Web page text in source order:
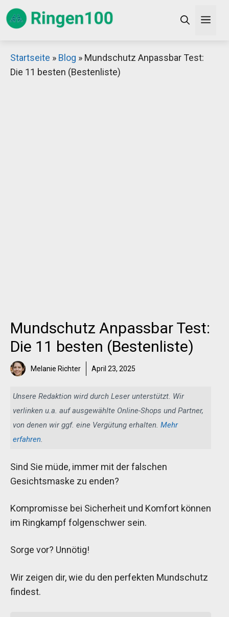
Zum
Inhalt
Startseite » Blog » Mundschutz Anpassbar Test:
Die 11 besten (Bestenliste)
Mundschutz Anpassbar Test:
Die 11 besten (Bestenliste)
Melanie Richter April 23, 2025
Unsere Redaktion wird durch Leser unterstützt. Wir
verlinken u.a. auf ausgewählte Online-Shops und Partner,
von denen wir ggf. eine Vergütung erhalten. Mehr
erfahren.
Sind Sie müde, immer mit der falschen
Gesichtsmaske zu enden?
Kompromisse bei Sicherheit und Komfort können
im Ringkampf folgenschwer sein.
Sorge vor? Unnötig!
Wir zeigen dir, wie du den perfekten Mundschutz
findest.
Decathlon Sale